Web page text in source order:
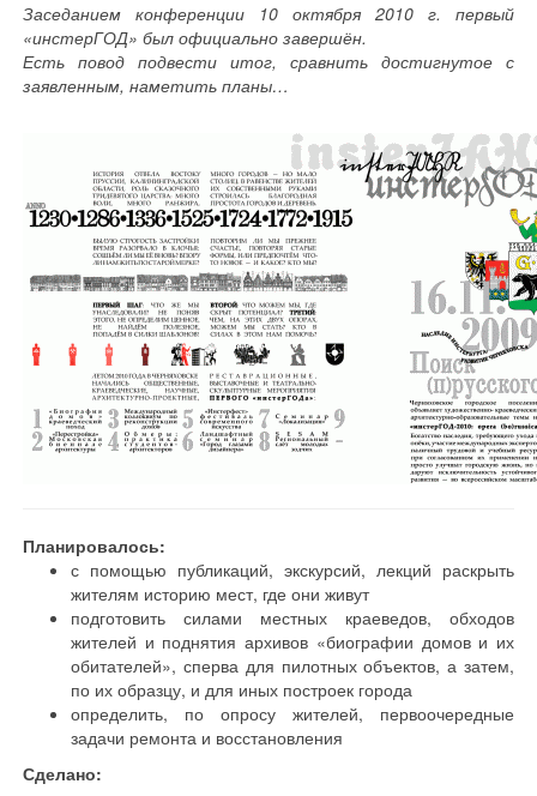
Заседанием конференции 10 октября 2010 г. первый
«инстерГОД» был официально завершён.
Есть повод подвести итог, сравнить достигнутое с
заявленным, наметить планы…
Планировалось:
с помощью публикаций, экскурсий, лекций раскрыть
жителям историю мест, где они живут
подготовить силами местных краеведов, обходов
жителей и поднятия архивов «биографии домов и их
обитателей», сперва для пилотных объектов, а затем,
по их образцу, и для иных построек города
определить, по опросу жителей, первоочередные
задачи ремонта и восстановления
Сделано: